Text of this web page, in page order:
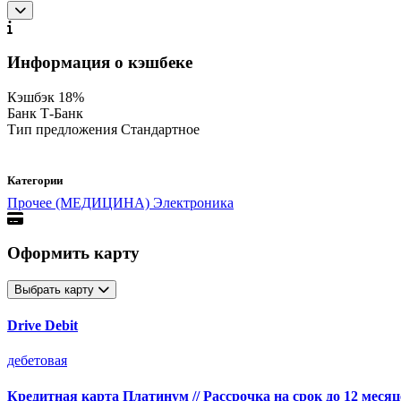
Информация о кэшбеке
Кэшбэк 18%
Банк Т-Банк
Тип предложения Стандартное
Категории
Прочее (МЕДИЦИНА) Электроника
Оформить карту
Выбрать карту
Drive Debit
дебетовая
Кредитная карта Платинум // Рассрочка на срок до 12